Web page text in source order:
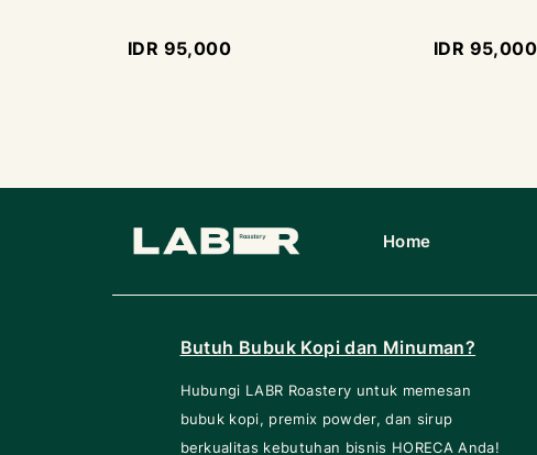
IDR 95,000 IDR 95,000
Home
Butuh Bubuk Kopi dan Minuman?
Hubungi LABR Roastery untuk memesan
bubuk kopi, premix powder, dan sirup
berkualitas kebutuhan bisnis HORECA Anda!